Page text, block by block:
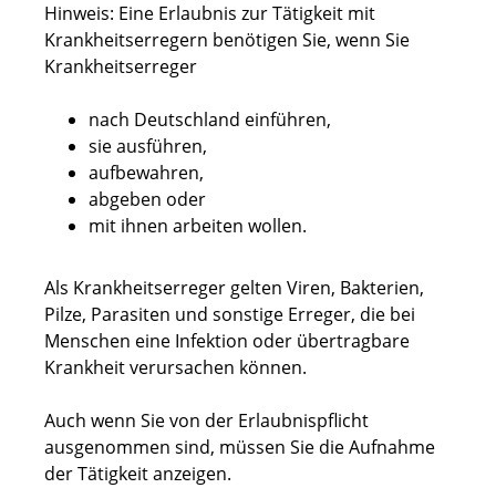
Hinweis: Eine Erlaubnis zur Tätigkeit mit
Krankheitserregern benötigen Sie, wenn Sie
Krankheitserreger
nach Deutschland einführen,
sie ausführen,
aufbewahren,
abgeben oder
mit ihnen arbeiten wollen.
Als Krankheitserreger gelten Viren, Bakterien,
Pilze, Parasiten und sonstige Erreger, die bei
Menschen eine Infektion oder übertragbare
Krankheit verursachen können.
Auch wenn Sie von der Erlaubnispflicht
ausgenommen sind, müssen Sie die Aufnahme
der Tätigkeit anzeigen.